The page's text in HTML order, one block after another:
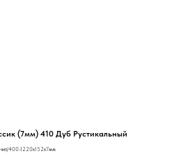
(7мм) 410 Дуб Рустикальный
400-1220х152х7мм